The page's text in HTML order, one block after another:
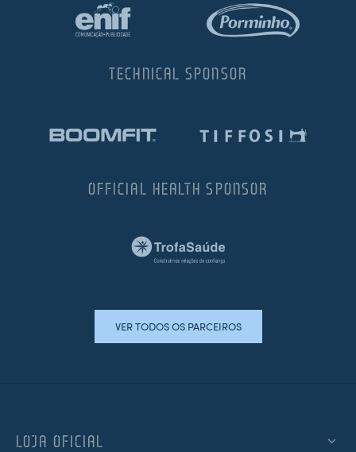
TECHNICAL SPONSOR
OFFICIAL HEALTH SPONSOR
VER TODOS OS PARCEIROS
LOJA OFICIAL